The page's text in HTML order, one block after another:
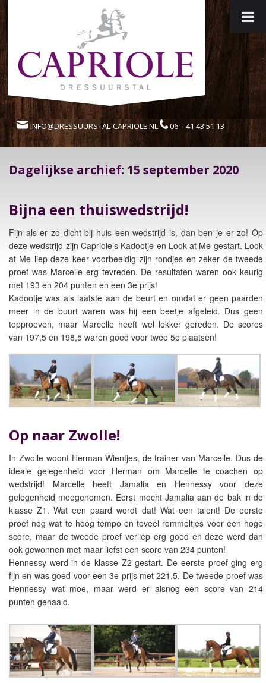
INFO@DRESSUURSTAL-CAPRIOLE.NL 06 – 41 43 51 13
Dagelijkse archief: 15 september 2020
Bijna een thuiswedstrijd!
Fijn als er zo dicht bij huis een wedstrijd is, dan ben je er zo! Op
deze wedstrijd zijn Capriole’s Kadootje en Look at Me gestart. Look
at Me liep deze keer voorbeeldig zijn rondjes en zeker de tweede
proef was Marcelle erg tevreden. De resultaten waren ook keurig
met 193 en 204 punten en een 3e prijs!
Kadootje was als laatste aan de beurt en omdat er geen paarden
meer in de buurt waren was hij een beetje afgeleid. Dus geen
topproeven, maar Marcelle heeft wel lekker gereden. De scores
van 197,5 en 198,5 waren goed voor twee 5e plaatsen!
Op naar Zwolle!
In Zwolle woont Herman Wientjes, de trainer van Marcelle. Dus de
ideale gelegenheid voor Herman om Marcelle te coachen op
wedstrijd! Marcelle heeft Jamalia en Hennessy voor deze
gelegenheid meegenomen. Eerst mocht Jamalia aan de bak in de
klasse Z1. Wat een paard wordt dat! Wat een talent! De eerste
proef nog wat te hoog tempo en teveel rommeltjes voor een hoge
score, maar de tweede proef verliep erg goed en deze werd dan
ook gewonnen met maar liefst een score van 234 punten!
Hennessy werd in de klasse Z2 gestart. De eerste proef ging erg
fijn en was goed voor een 3e prijs met 221,5. De tweede proef was
Hennessy wat moe, maar werd er alsnog een score van 214
punten gehaald.